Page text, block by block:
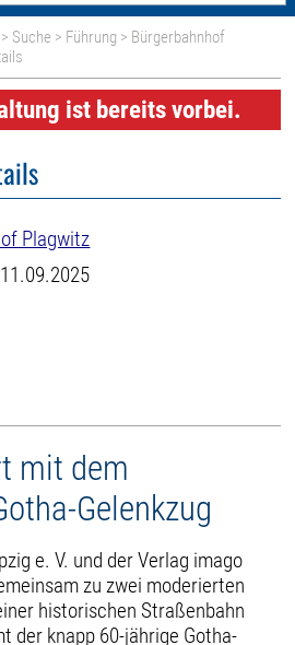
> Suche > Führung > Bürgerbahnhof
ist bereits vorbei.
Plagwitz
mit dem
Gelenkzug
e. V. und der Verlag imago
zu zwei moderierten
historischen Straßenbahn
der knapp 60-jährige Gotha-